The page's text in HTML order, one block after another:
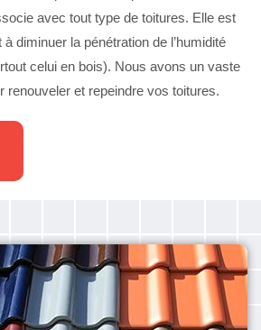
avec tout type de toitures. Elle est
diminuer la pénétration de l’humidité
celui en bois). Nous avons un vaste
renouveler et repeindre vos toitures.